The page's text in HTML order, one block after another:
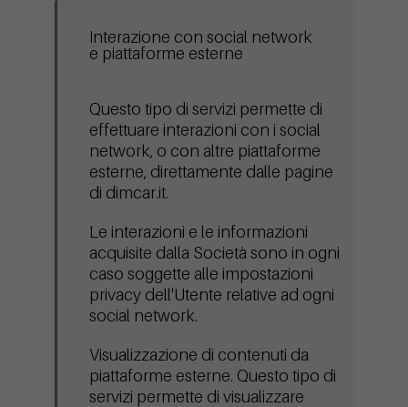
Interazione con social network
e piattaforme esterne
Questo tipo di servizi permette di
effettuare interazioni con i social
network, o con altre piattaforme
esterne, direttamente dalle pagine
di dimcar.it.
Le interazioni e le informazioni
acquisite dalla Società sono in ogni
caso soggette alle impostazioni
privacy dell'Utente relative ad ogni
social network.
Visualizzazione di contenuti da
piattaforme esterne. Questo tipo di
servizi permette di visualizzare